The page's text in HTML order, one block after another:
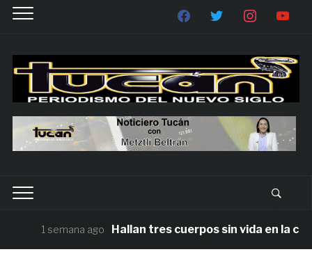
1 semana ago Hallan tres cuerpos sin vida en la